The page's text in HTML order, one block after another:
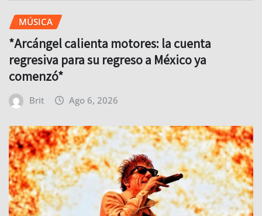
MÚSICA
*Arcángel calienta motores: la cuenta
regresiva para su regreso a México ya
comenzó*
Brit Ago 6, 2026